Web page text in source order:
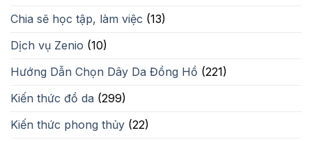
Chia sẽ học tập, làm việc (13)
Dịch vụ Zenio (10)
Hướng Dẫn Chọn Dây Da Đồng Hồ (221)
Kiến thức đồ da (299)
Kiến thức phong thủy (22)